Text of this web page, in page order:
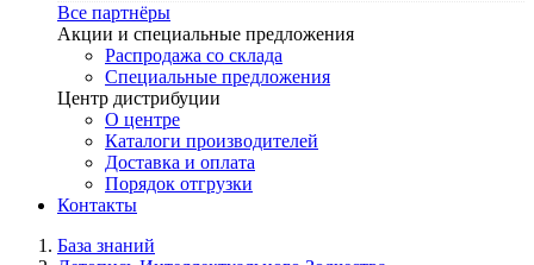
Все партнёры
Акции и специальные предложения
Распродажа со склада
Специальные предложения
Центр дистрибуции
О центре
Каталоги производителей
Доставка и оплата
Порядок отгрузки
Контакты
База знаний